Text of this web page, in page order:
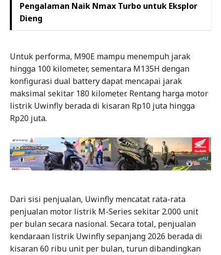
Pengalaman Naik Nmax Turbo untuk Eksplor
Dieng
Untuk performa, M90E mampu menempuh jarak
hingga 100 kilometer, sementara M135H dengan
konfigurasi dual battery dapat mencapai jarak
maksimal sekitar 180 kilometer. Rentang harga motor
listrik Uwinfly berada di kisaran Rp10 juta hingga
Rp20 juta.
Dari sisi penjualan, Uwinfly mencatat rata-rata
penjualan motor listrik M-Series sekitar 2.000 unit
per bulan secara nasional. Secara total, penjualan
kendaraan listrik Uwinfly sepanjang 2026 berada di
kisaran 60 ribu unit per bulan, turun dibandingkan